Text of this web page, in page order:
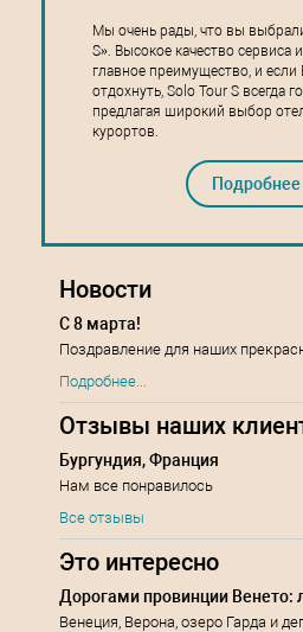
Мы очень рады, что вы
S». Высокое качество сервиса
главное преимущество, и
отдохнуть, Solo Tour S всегда
предлагая широкий выбор
курортов.
Подробнее
Новости
С 8 марта!
Поздравление для наших
Подробнее...
Отзывы наших
Бургундия, Франция
Нам все понравилось
Все отзывы
Это интересно
Дорогами провинции Венето:
Венеция, Верона, озеро Гарда и